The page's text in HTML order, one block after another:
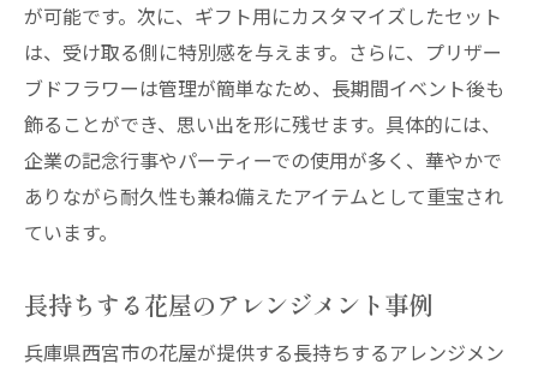
が可能です。次に、ギフト用にカスタマイズしたセット
は、受け取る側に特別感を与えます。さらに、プリザー
ブドフラワーは管理が簡単なため、長期間イベント後も
飾ることができ、思い出を形に残せます。具体的には、
企業の記念行事やパーティーでの使用が多く、華やかで
ありながら耐久性も兼ね備えたアイテムとして重宝され
ています。
長持ちする花屋のアレンジメント事例
兵庫県西宮市の花屋が提供する長持ちするアレンジメン